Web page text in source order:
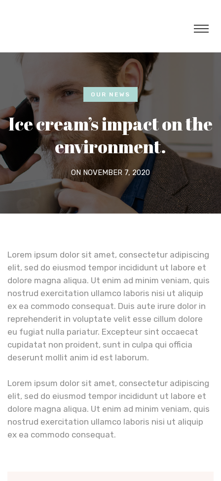
OUR NEWS
Ice cream’s impact on the
environment.
ON NOVEMBER 7, 2020
Lorem ipsum dolor sit amet, consectetur adipiscing
elit, sed do eiusmod tempor incididunt ut labore et
dolore magna aliqua. Ut enim ad minim veniam, quis
nostrud exercitation ullamco laboris nisi ut aliquip
ex ea commodo consequat. Duis aute irure dolor in
reprehenderit in voluptate velit esse cillum dolore
eu fugiat nulla pariatur. Excepteur sint occaecat
cupidatat non proident, sunt in culpa qui officia
deserunt mollit anim id est laborum.
Lorem ipsum dolor sit amet, consectetur adipiscing
elit, sed do eiusmod tempor incididunt ut labore et
dolore magna aliqua. Ut enim ad minim veniam, quis
nostrud exercitation ullamco laboris nisi ut aliquip
ex ea commodo consequat.